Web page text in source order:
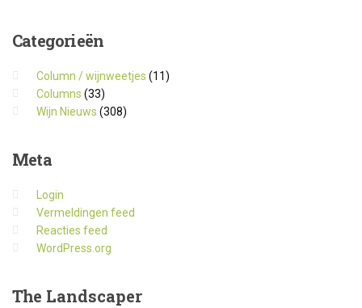
Categorieën
Column / wijnweetjes (11)
Columns (33)
Wijn Nieuws (308)
Meta
Login
Vermeldingen feed
Reacties feed
WordPress.org
The Landscaper